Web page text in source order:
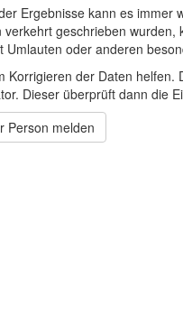
Ergebnisse kann es
verkehrt geschrieben
Umlauten oder anderen
Korrigieren der Daten
Dieser überprüft dann die
Person melden